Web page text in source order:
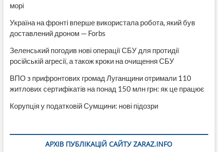
морі
Україна на фронті вперше використала робота, який був
доставлений дроном — Forbs
Зеленський погодив нові операції СБУ для протидії
російській агресії, а також кроки на очищення СБУ
ВПО з прифронтових громад Луганщини отримали 110
житлових сертифікатів на понад 150 млн грн: як це працює
Корупція у податковій Сумщини: нові підозри
АРХІВ ПУБЛІКАЦІЙ САЙТУ ZARAZ.INFO